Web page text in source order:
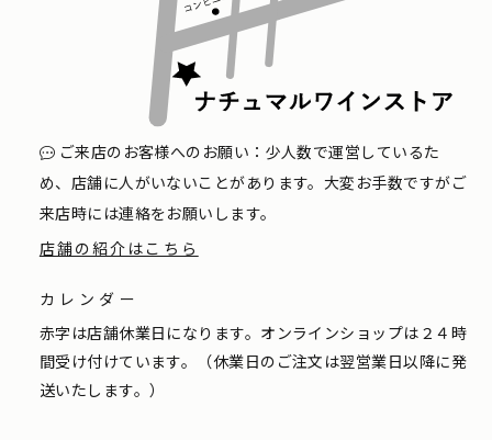
ご来店のお客様へのお願い：少人数で運営しているた
め、店舗に人がいないことがあります。大変お手数ですがご
来店時には連絡をお願いします。
店舗の紹介はこちら
カレンダー
赤字は店舗休業日になります。オンラインショップは２４時
間受け付けています。（休業日のご注文は翌営業日以降に発
送いたします。）